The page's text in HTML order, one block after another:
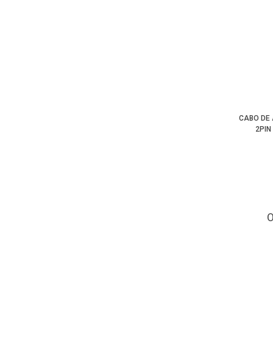
CABO DE
2PIN